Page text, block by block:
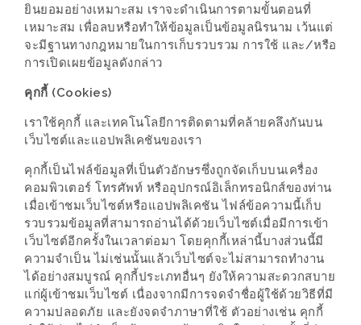
อาหาร
มูลค่า
1,000
ฟรี
3
รางวัล
วัน
แม่
สุด
พิเศษ
โปร
โม
ชั่น
ยินยอมอย่างเหมาะสม เราจะดำเนินการตามขั้นตอนที่
เหมาะสม เพื่อลบหรือทำให้ข้อมูลเป็นข้อมูลนิรนาม เว้นแต่
จะมีฐานทางกฎหมายในการเก็บรวบรวม การใช้ และ/หรือ
การเปิดเผยข้อมูลดังกล่าว
คุกกี้ (Cookies)
เราใช้คุกกี้ และเทคโนโลยีการติดตามที่คล้ายคลึงกันบน
เว็บไซต์และแอปพลิเคชันของเรา
คุกกี้เป็นไฟล์ข้อมูลที่เป็นตัวอักษรซึ่งถูกจัดเก็บบนเครื่อง
คอมพิวเตอร์ โทรศัพท์ หรืออุปกรณ์อิเล็กทรอนิกส์ของท่าน
เมื่อเข้าชมเว็บไซต์หรือแอปพลิเคชัน ไฟล์ข้อความนี้เก็บ
รวบรวมข้อมูลที่สามารถอ่านได้ด้วยเว็บไซต์เมื่อมีการเข้า
เว็บไซต์อีกครั้งในเวลาต่อมา โดยคุกกี้เหล่านี้บางส่วนนี้มี
ความจำเป็น ไม่เช่นนั้นแล้วเว็บไซต์จะไม่สามารถทำงาน
ได้อย่างสมบูรณ์ คุกกี้ประเภทอื่นๆ ยังให้ความสะดวกสบาย
แก่ผู้เข้าชมเว็บไซต์ เนื่องจากมีการจดจำชื่อผู้ใช้ด้วยวิธีที่มี
ความปลอดภัย และยังจดจำภาษาที่ใช้ ตัวอย่างเช่น คุกกี้